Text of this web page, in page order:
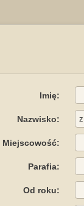
Imię:
Nazwisko:
Miejscowość:
Parafia:
Od roku: